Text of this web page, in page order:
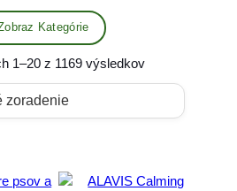
e
r
c
Kategórie
1–20 z 1169 výsledkov